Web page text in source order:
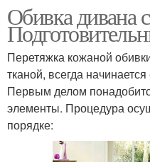
Обивка дивана
Перетяжка кожаной
тканой, всегда
Первым делом
элементы. Процедура
порядке: